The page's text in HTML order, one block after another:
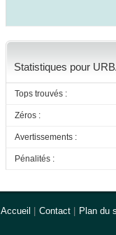
Statistiques pour
Tops trouvés :
Zéros :
Avertissements :
Pénalités :
Accueil Contact Plan du